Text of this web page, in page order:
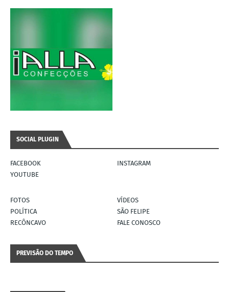
SOCIAL PLUGIN
FACEBOOK
INSTAGRAM
YOUTUBE
FOTOS
VÍDEOS
POLÍTICA
SÃO FELIPE
RECÔNCAVO
FALE CONOSCO
PREVISÃO DO TEMPO